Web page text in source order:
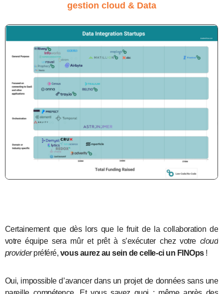
gestion cloud & Data
Certainement que dès lors que le fruit de la collaboration de
votre équipe sera mûr et prêt à s’exécuter chez votre cloud
providerpréféré, vous aurez au sein de celle-ci un FINOps!
Oui, impossible d’avancer dans un projet de données sans une